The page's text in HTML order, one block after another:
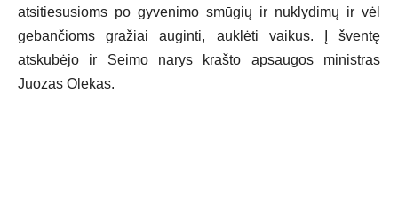
atsitiesusioms po gyvenimo smūgių ir nuklydimų ir vėl
gebančioms gražiai auginti, auklėti vaikus. Į šventę
atskubėjo ir Seimo narys krašto apsaugos ministras
Juozas Olekas.